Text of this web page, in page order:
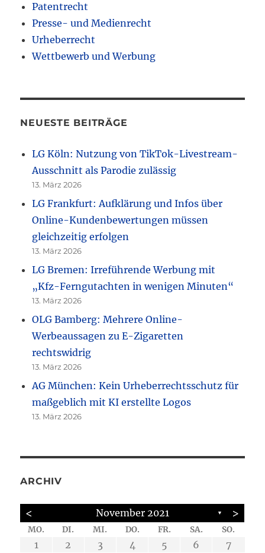
Patentrecht
Presse- und Medienrecht
Urheberrecht
Wettbewerb und Werbung
NEUESTE BEITRÄGE
LG Köln: Nutzung von TikTok-Livestream-
Ausschnitt als Parodie zulässig
13. März 2026
LG Frankfurt: Aufklärung und Infos über
Online-Kundenbewertungen müssen
gleichzeitig erfolgen
13. März 2026
LG Bremen: Irreführende Werbung mit
„Kfz-Ferngutachten in wenigen Minuten“
13. März 2026
OLG Bamberg: Mehrere Online-
Werbeaussagen zu E-Zigaretten
rechtswidrig
13. März 2026
AG München: Kein Urheberrechtsschutz für
maßgeblich mit KI erstellte Logos
13. März 2026
ARCHIV
< November 2021 ▼ >
MO. DI. MI. DO. FR. SA. SO.
1 2 3 4 5 6 7